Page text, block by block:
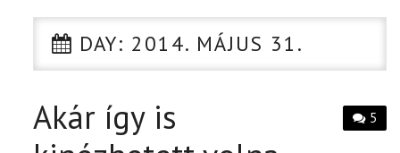
CIKK
PÓLÓ RENDELÉS
DAY: 2014. MÁJUS 31.
5
Akár így is